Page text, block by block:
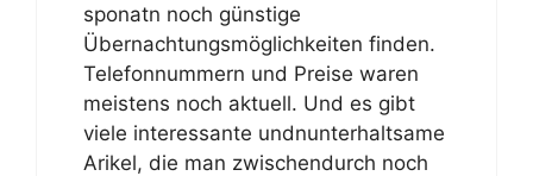
sponatn noch günstige
Übernachtungsmöglichkeiten finden.
Telefonnummern und Preise waren
meistens noch aktuell. Und es gibt
viele interessante undnunterhaltsame
Arikel, die man zwischendurch noch